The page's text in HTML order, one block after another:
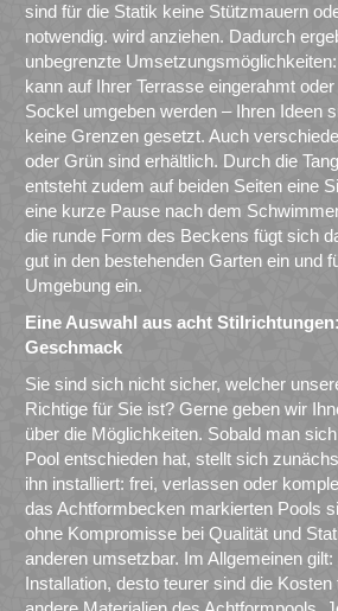
sind für die Statik keine Stützmauern
notwendig. wird anziehen. Dadurch
unbegrenzte
kann auf Ihrer Terrasse eingerahmt
Sockel umgeben werden – Ihren Ideen
keine Grenzen gesetzt. Auch
oder Grün sind erhältlich. Durch die
entsteht zudem auf beiden Seiten eine
eine kurze Pause nach dem
die runde Form des Beckens fügt sich
gut in den bestehenden Garten ein und
Umgebung ein.
Eine Auswahl aus acht
Geschmack
Sie sind sich nicht sicher, welcher
Richtige für Sie ist? Gerne geben wir
über die Möglichkeiten. Sobald man
Pool entschieden hat, stellt sich
ihn installiert: frei, verlassen oder
das Achtformbecken markierten Pools
ohne Kompromisse bei Qualität und
anderen umsetzbar. Im Allgemeinen
Installation, desto teurer sind die